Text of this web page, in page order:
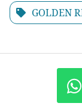
GOLDEN